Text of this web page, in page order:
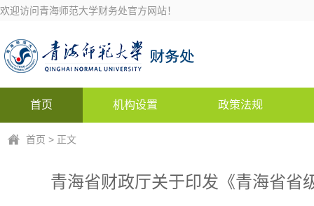
欢迎访问青海师范大学财务处官方网站！
首页 机构设置 政策法规
首页 > 正文
青海省财政厅关于印发《青海省省